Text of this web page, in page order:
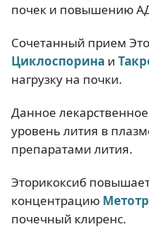
почек и повышению
Сочетанный прием
Циклоспорина и
нагрузку на почки.
Данное
уровень лития в
препаратами лития.
Эторикоксиб
концентрацию
почечный клиренс.